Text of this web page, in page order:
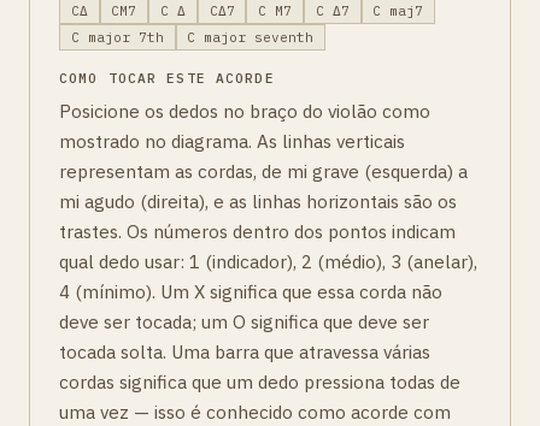
CΔ
CM7 C Δ CΔ7 C M7 C Δ7
C maj7
C major 7th
C major seventh
COMO TOCAR ESTE ACORDE
Posicione os dedos no braço do violão como
mostrado no diagrama. As linhas verticais
representam as cordas, de mi grave (esquerda) a
mi agudo (direita), e as linhas horizontais são os
trastes. Os números dentro dos pontos indicam
qual dedo usar: 1 (indicador), 2 (médio), 3 (anelar),
4 (mínimo). Um X significa que essa corda não
deve ser tocada; um O significa que deve ser
tocada solta. Uma barra que atravessa várias
cordas significa que um dedo pressiona todas de
uma vez — isso é conhecido como acorde com